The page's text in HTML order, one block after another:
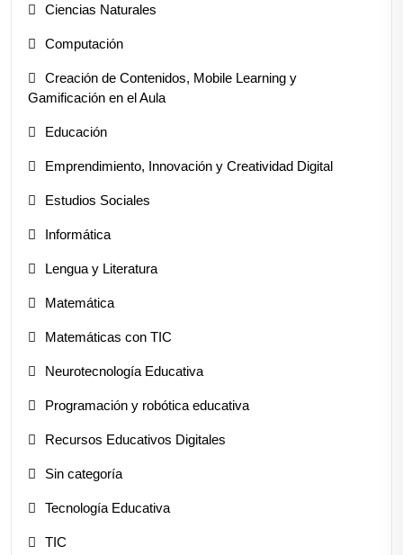
Ciencias Naturales
Computación
Creación de Contenidos, Mobile Learning y
Gamificación en el Aula
Educación
Emprendimiento, Innovación y Creatividad Digital
Estudios Sociales
Informática
Lengua y Literatura
Matemática
Matemáticas con TIC
Neurotecnología Educativa
Programación y robótica educativa
Recursos Educativos Digitales
Sin categoría
Tecnología Educativa
TIC